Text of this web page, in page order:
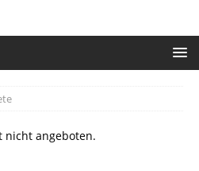
nicht angeboten.